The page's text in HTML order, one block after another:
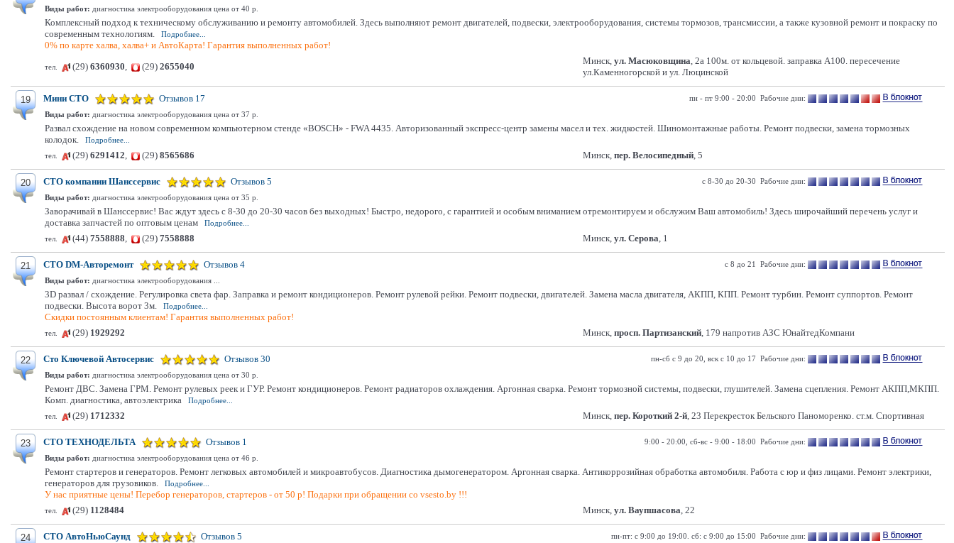
Виды работ: диагностика электрооборудования цена от 40 р.
Комплексный подход к техническому обслуживанию и ремонту автомобилей. Здесь выполняют ремонт двигателей, подвески, электрооборудования, системы тормозов, трансмиссии, а также кузовной ремонт и покраску по
современным технологиям.
Подробнее...
0% по карте халва, халва+ и АвтоКарта! Гарантия выполненных работ!
тел. (29) 6360930, (29) 2655040
Минск, ул. Масюковщина, 2а 100м. от кольцевой. заправка А100. пересечение
ул.Каменногорской и ул. Люцинской
19 Мини СТО Отзывов 17
пн - пт 9:00 - 20:00 Рабочие дни:
Виды работ: диагностика электрооборудования цена от 37 р.
Развал схождение на новом современном компьютерном стенде «BOSCH» - FWA 4435. Авторизованный экспресс-центр замены масел и тех. жидкостей. Шиномонтажные работы. Ремонт подвески, замена тормозных
колодок.
Подробнее...
тел.
(29) 6291412, (29) 8565686 Минск, пер. Велосипедный, 5
20 СТО компании Шанссервис Отзывов 5
с 8-30 до 20-30 Рабочие дни:
Виды работ: диагностика электрооборудования цена от 35 р.
Заворачивай в Шанссервис! Вас ждут здесь с 8-30 до 20-30 часов без выходных! Быстро, недорого, с гарантией и особым вниманием отремонтируем и обслужим Ваш автомобиль! Здесь широчайший перечень услуг и
доставка запчастей по оптовым ценам
Подробнее...
тел.
(44) 7558888, (29) 7558888 Минск, ул. Серова, 1
21 СТО DM-Авторемонт Отзывов 4
с 8 до 21 Рабочие дни:
Виды работ: диагностика электрооборудования ...
3D развал / схождение. Регулировка света фар. Заправка и ремонт кондиционеров. Ремонт рулевой рейки. Ремонт подвески, двигателей. Замена масла двигателя, АКПП, КПП. Ремонт турбин. Ремонт суппортов. Ремонт
подвески. Высота ворот 3м.
Подробнее...
Скидки постоянным клиентам! Гарантия выполненных работ!
тел. (29) 1929292 Минск, просп. Партизанский, 179 напротив АЗС ЮнайтедКомпани
22 Сто Ключевой Автосервис Отзывов 30
пн-сб с 9 до 20, вск с 10 до 17 Рабочие дни:
Виды работ: диагностика электрооборудования цена от 30 р.
Ремонт ДВС. Замена ГРМ. Ремонт рулевых реек и ГУР. Ремонт кондиционеров. Ремонт радиаторов охлаждения. Аргонная сварка. Ремонт тормозной системы, подвески, глушителей. Замена сцепления. Ремонт АКПП,МКПП.
Комп. диагностика, автоэлектрика
Подробнее...
тел.
(29) 1712332 Минск, пер. Короткий 2-й, 23 Перекресток Бельского Паноморенко. ст.м. Спортивная
23 СТО ТЕХНОДЕЛЬТА Отзывов 1
9:00 - 20:00, сб-вс - 9:00 - 18:00 Рабочие дни:
Виды работ: диагностика электрооборудования цена от 46 р.
Ремонт стартеров и генераторов. Ремонт легковых автомобилей и микроавтобусов. Диагностика дымогенератором. Аргонная сварка. Антикоррозийная обработка автомобиля. Работа с юр и физ лицами. Ремонт электрики,
генераторов для грузовиков.
Подробнее...
У нас приятные цены! Перебор генераторов, стартеров - от 50 р! Подарки при обращении со vsesto.by !!!
тел. (29) 1128484 Минск, ул. Ваупшасова, 22
24 СТО АвтоНьюСаунд Отзывов 5 пн-пт: с 9:00 до 19:00. сб: с 9:00 до 15:00 Рабочие дни: